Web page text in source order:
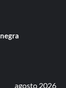
agosto 2026